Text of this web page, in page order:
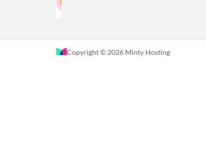
Copyright © 2026 Minty Hosting